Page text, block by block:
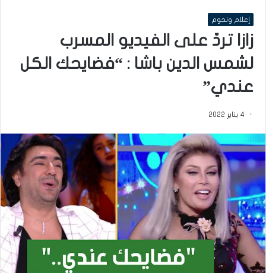
إعلام ونجوم
زازا تردّ على الفيديو المسرب
لشمس الدين باشا : “فضايحك الكل
عندي”
4 يناير 2022